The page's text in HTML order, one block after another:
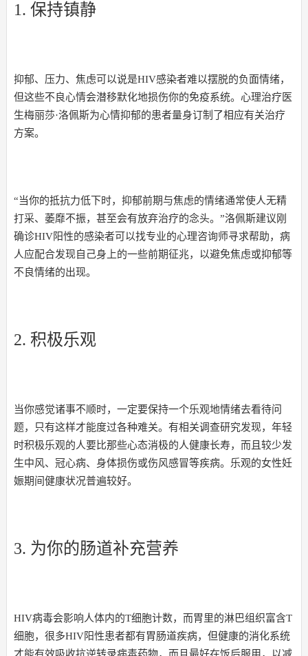
1. 保持镇静
抑郁、压力、焦虑可以说是HIV感染者难以摆脱的负面情绪，
但这些不良心情会潜移默化地损伤你的免疫系统。心理治疗医
生梅丽莎·洛佩斯为心情抑郁的患者量身订制了相应有关治疗
方案。
“当你的抵抗力低下时，抑郁前期与焦虑的情绪通常使人无精
打采、萎靡不振，甚至会有放弃治疗的念头。”洛佩斯建议刚
确诊HIV阳性的感染者可以找专业的心理咨询师寻求帮助，病
人应配合发现自己身上的一些前期征兆，以避免焦虑或抑郁等
不良情绪的出现。
2. 积极乐观
当你感觉诸事不顺时，一定要保持一个乐观地情绪去看待问
题，只有这样才能度过各种难关。有相关调查研究发现，年轻
时积极乐观的人要比那些心态消极的人健康长寿，而且较少发
生中风、冠心病、身体损伤或伤风感冒等疾病。乐观的女性妊
娠期间健康状况普遍较好。
3. 为你的肠道补充营养
HIV病毒会影响人体内的T细胞计数，而胃里的淋巴组织富含T
细胞，很多HIV阳性患者都有胃肠道疾病，但健康的消化系统